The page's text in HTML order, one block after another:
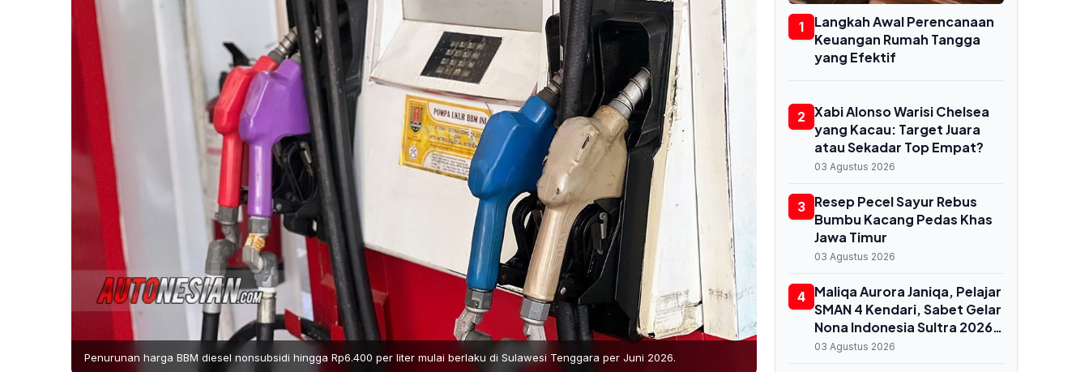
Penurunan harga BBM diesel nonsubsidi hingga Rp6.400 per liter mulai berlaku di Sulawesi Tenggara per Juni 2026.
1
Langkah Awal Perencanaan
Keuangan Rumah Tangga
yang Efektif
2
Xabi Alonso Warisi Chelsea
yang Kacau: Target Juara
atau Sekadar Top Empat?
03 Agustus 2026
3 Resep Pecel Sayur Rebus
Bumbu Kacang Pedas Khas
Jawa Timur
03 Agustus 2026
4 Maliqa Aurora Janiqa, Pelajar
SMAN 4 Kendari, Sabet Gelar
Nona Indonesia Sultra 2026
dan Siap Berlaga di
03 Agustus 2026